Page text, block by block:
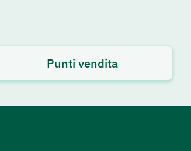
Punti vendita